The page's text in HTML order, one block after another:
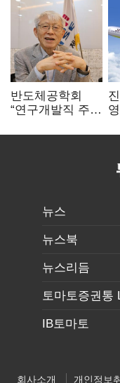
반도체공학회
“연구개발직 주
개선해야”
뉴스
뉴스북
뉴스리듬
토마토증권통
IB토마토
회사소개 개인정보